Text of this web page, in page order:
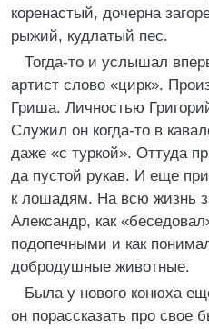
коренастый, дочерна
рыжий, кудлатый пес.
Тогда-то и услышал
артист слово «цирк».
Гриша. Личностью
Служил он когда-то в
даже «с туркой». Оттуда
да пустой рукав. И еще
к лошадям. На всю жизнь
Александр, как
подопечными и как
добродушные животные.
Была у нового конюха
он порассказать про свое